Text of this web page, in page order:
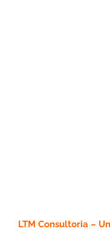
LTM Consultoria –